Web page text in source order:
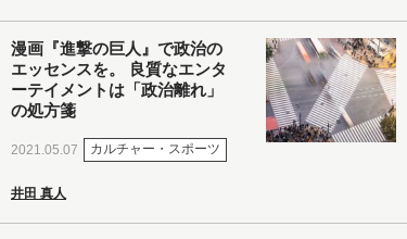
漫画『進撃の巨人』で政治の
エッセンスを。 良質なエンタ
ーテイメントは「政治離れ」
の処方箋
2021.05.07 カルチャー・スポーツ
井田 真人